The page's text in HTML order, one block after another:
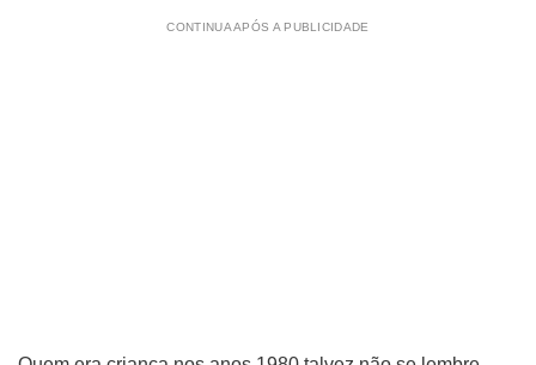
CONTINUA APÓS A PUBLICIDADE